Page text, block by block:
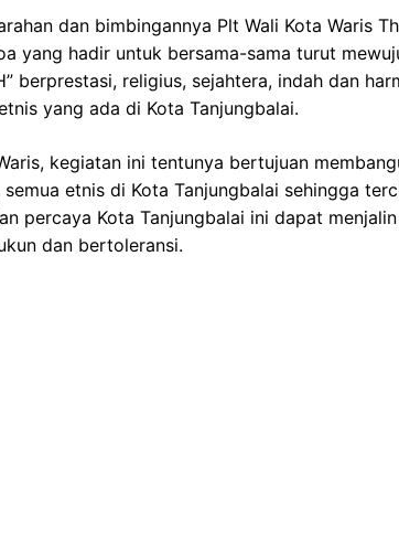
dan bimbingannya Plt Wali Kota Waris
yang hadir untuk bersama-sama turut
berprestasi, religius, sejahtera, indah dan
yang ada di Kota Tanjungbalai.
kegiatan ini tentunya bertujuan
semua etnis di Kota Tanjungbalai sehingga
percaya Kota Tanjungbalai ini dapat
dan bertoleransi.